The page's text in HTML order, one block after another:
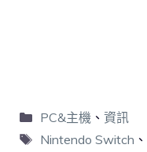
PC&主機 、 資訊
Nintendo Switch 、